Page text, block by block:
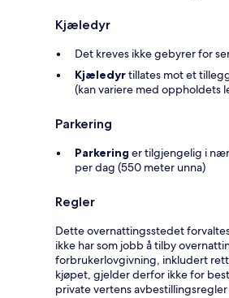
Kjæledyr
Det kreves ikke gebyrer for
Kjæledyrtillates mot et
(kan variere med oppholdets
Parkering
Parkering er tilgjengelig i
per dag (550 meter unna)
Regler
Dette overnattingsstedet
ikke har som jobb å tilby
forbrukerlovgivning, inkludert
kjøpet, gjelder derfor ikke for
private vertens